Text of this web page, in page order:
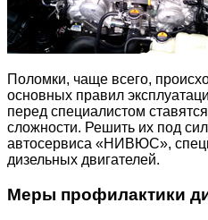
Поломки, чаще всего,
основных правил
перед специалистом
сложности. Решить их под
автосервиса «НИВЮС»,
дизельных двигателей.
Меры профилактики